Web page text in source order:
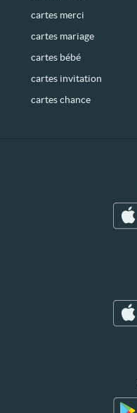
cartes merci
cartes mariage
cartes bébé
cartes invitation
cartes chance